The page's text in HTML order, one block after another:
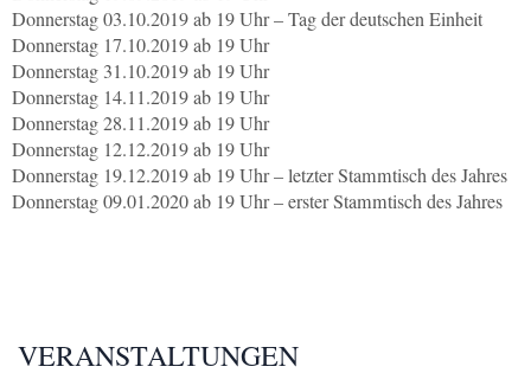
Donnerstag 03.10.2019 ab 19 Uhr – Tag der deutschen Einheit
Donnerstag 17.10.2019 ab 19 Uhr
Donnerstag 31.10.2019 ab 19 Uhr
Donnerstag 14.11.2019 ab 19 Uhr
Donnerstag 28.11.2019 ab 19 Uhr
Donnerstag 12.12.2019 ab 19 Uhr
Donnerstag 19.12.2019 ab 19 Uhr – letzter Stammtisch des Jahres
Donnerstag 09.01.2020 ab 19 Uhr – erster Stammtisch des Jahres
VERANSTALTUNGEN